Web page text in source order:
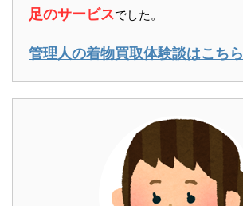
足のサービスでした。
管理人の着物買取体験談はこちら